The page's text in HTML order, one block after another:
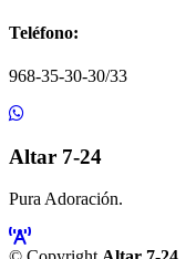
Teléfono:
968-35-30-30/33
Altar 7-24
Pura Adoración.